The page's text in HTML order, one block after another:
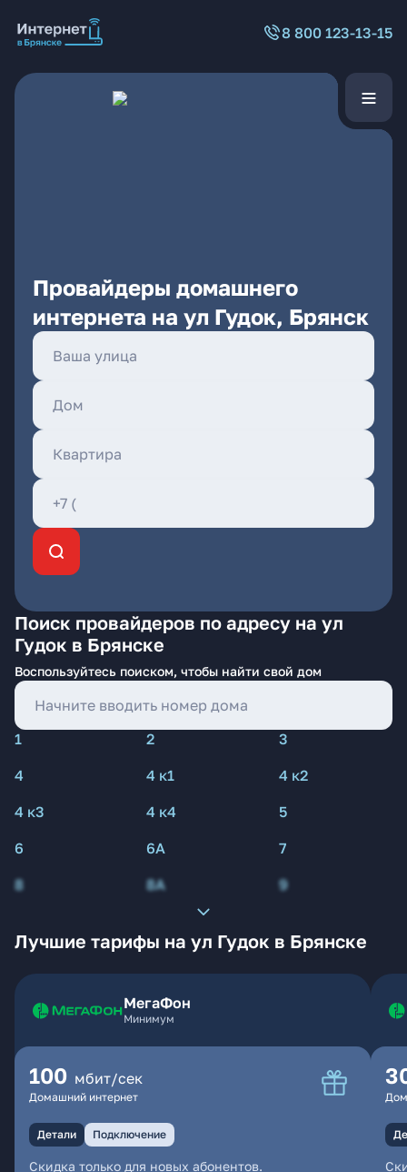
8 800 123-13-15
Провайдеры домашнего
интернета на ул Гудок, Брянск
Поиск провайдеров по адресу на ул
Гудок в Брянске
Воспользуйтесь поиском, чтобы найти свой дом
1 2
3
4
4 к1
4 к2
4 к3
4 к4
5
6
6А
7
8
8А 9
Лучшие тарифы на ул Гудок в Брянске
МегаФон
Минимум
100 мбит/сек
Домашний интернет
Детали Подключение
Скидка только для новых абонентов.